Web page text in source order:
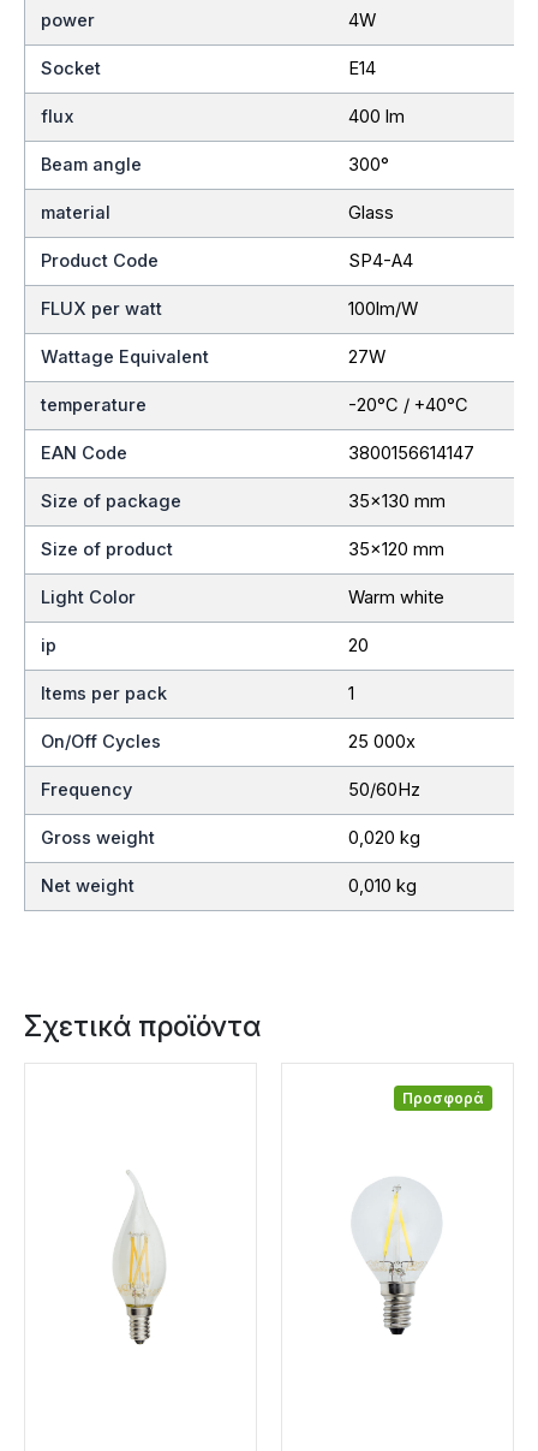
power 4W
Socket E14
flux 400 lm
Beam angle 300°
material Glass
Product Code SP4-A4
FLUX per watt 100lm/W
Wattage Equivalent 27W
temperature -20°C / +40°C
EAN Code 3800156614147
Size of package 35×130 mm
Size of product 35×120 mm
Light Color Warm white
ip 20
Items per pack 1
On/Off Cycles 25 000x
Frequency 50/60Hz
Gross weight 0,020 kg
Net weight 0,010 kg
Σχετικά προϊόντα
Προσφορά